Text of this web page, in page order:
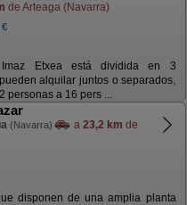
de Arteaga (Navarra)
€
Etxea está dividida en 3
alquilar juntos o separados,
personas a 16 pers ...
(Navarra) a 23,2 km de
disponen de una amplia planta